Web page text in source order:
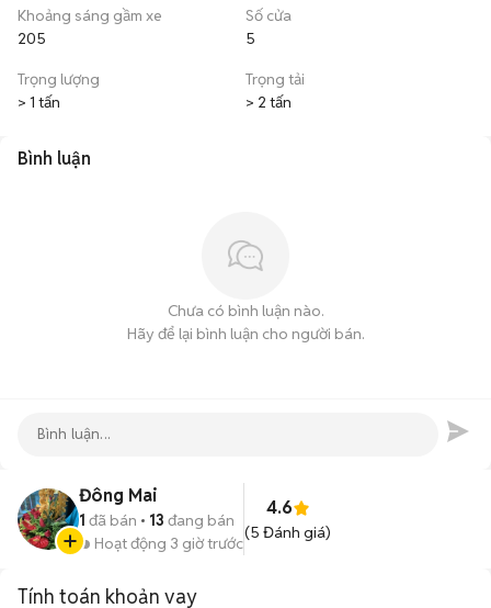
Khoảng sáng gầm xe
205
Số cửa
5
Trọng lượng
> 1 tấn
Trọng tải
> 2 tấn
Đông Mai
1 đã bán 13 đang bán
Hoạt động 3 giờ trước
4.6
(5 Đánh giá)
Bình luận
Chưa có bình luận nào.
Hãy để lại bình luận cho người bán.
Tính toán khoản vay